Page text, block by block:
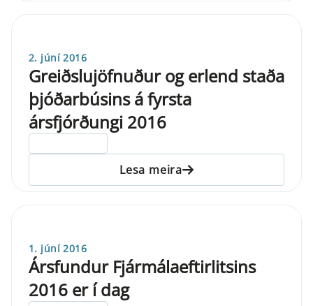
2. júní 2016
Greiðslujöfnuður og erlend staða
þjóðarbúsins á fyrsta
ársfjórðungi 2016
Lesa meira
1. júní 2016
Ársfundur Fjármálaeftirlitsins
2016 er í dag